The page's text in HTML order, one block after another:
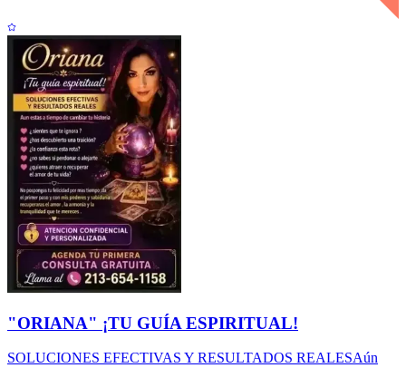
"ORIANA" ¡TU GUÍA ESPIRITUAL!
SOLUCIONES EFECTIVAS Y RESULTADOS REALESAún